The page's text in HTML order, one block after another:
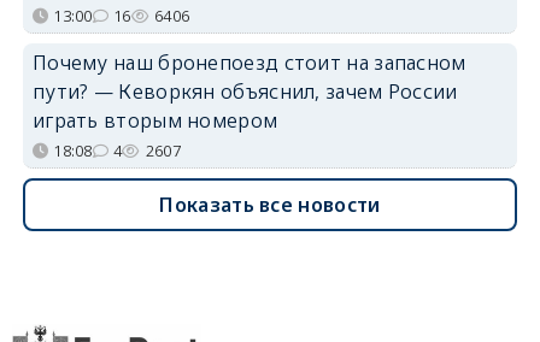
13:00 16 6406
Почему наш бронепоезд стоит на запасном
пути? — Кеворкян объяснил, зачем России
играть вторым номером
18:08 4 2607
Показать все новости